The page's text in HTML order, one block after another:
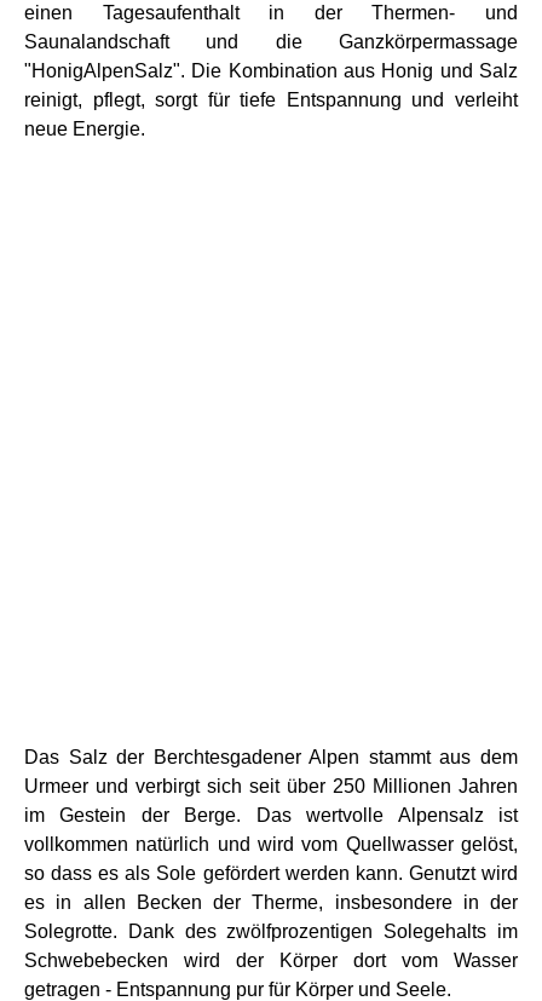
einen Tagesaufenthalt in der Thermen- und
Saunalandschaft und die Ganzkörpermassage
"HonigAlpenSalz". Die Kombination aus Honig und Salz
reinigt, pflegt, sorgt für tiefe Entspannung und verleiht
neue Energie.
Das Salz der Berchtesgadener Alpen stammt aus dem
Urmeer und verbirgt sich seit über 250 Millionen Jahren
im Gestein der Berge. Das wertvolle Alpensalz ist
vollkommen natürlich und wird vom Quellwasser gelöst,
so dass es als Sole gefördert werden kann. Genutzt wird
es in allen Becken der Therme, insbesondere in der
Solegrotte. Dank des zwölfprozentigen Solegehalts im
Schwebebecken wird der Körper dort vom Wasser
getragen - Entspannung pur für Körper und Seele.